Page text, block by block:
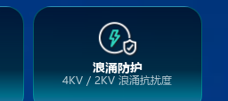
浪涌防护
4KV / 2KV 浪涌抗扰度